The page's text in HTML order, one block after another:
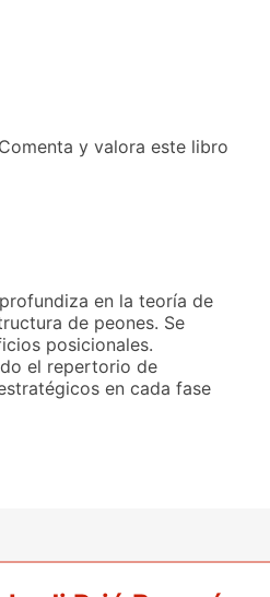
Comenta y valora este libro
en la teoría de
de peones. Se
posicionales.
el repertorio de
en cada fase